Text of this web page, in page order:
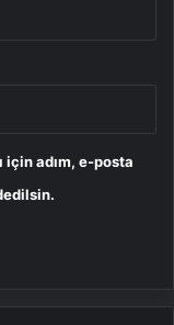
için adım, e-posta